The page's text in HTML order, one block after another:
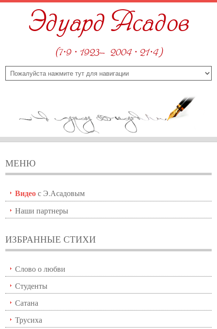
Эдуард Асадов
(7·9 · 1923—2004 · 21·4)
МЕНЮ
Видеос Э.Асадовым
Наши партнеры
ИЗБРАННЫЕ СТИХИ
Слово о любви
Студенты
Сатана
Трусиха